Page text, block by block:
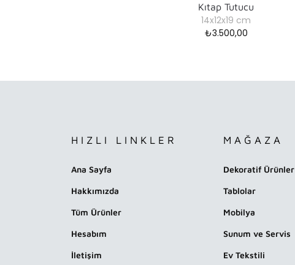
Kıtap Tutucu
14x12x19 cm
₺3.500,00
HIZLI LINKLER
Ana Sayfa
Hakkımızda
Tüm Ürünler
Hesabım
İletişim
MAĞAZA
Dekoratif Ürünler
Tablolar
Mobilya
Sunum ve Servis
Ev Tekstili